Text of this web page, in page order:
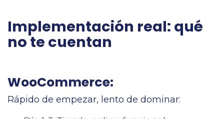
Implementación real: qué
no te cuentan
WooCommerce:
Rápido de empezar, lento de dominar: